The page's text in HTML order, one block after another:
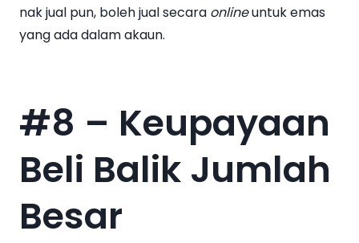
nak jual pun, boleh jual secara onlineuntuk emas
yang ada dalam akaun.
#8 – Keupayaan
Beli Balik Jumlah
Besar